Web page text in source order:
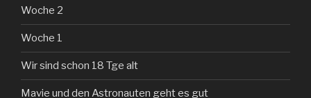
Woche 2
Woche 1
Wir sind schon 18 Tge alt
Mavie und den Astronauten geht es gut